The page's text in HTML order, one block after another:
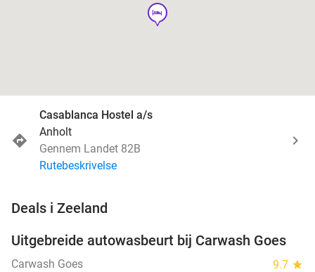
hotel
Casablanca Hostel a/s
Anholt
Gennem Landet 82B
Rutebeskrivelse
Deals i Zeeland
36%
Uitgebreide autowasbeurt bij Carwash Goes
Carwash Goes 9.7 star